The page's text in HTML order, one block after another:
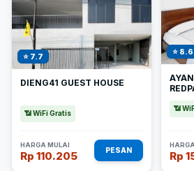
⭐ 7.7
DIENG41 GUEST HOUSE
📶 WiFi Gratis
HARGA MULAI
Rp 110.205 PESAN
⭐ 8.6
📶
Rp